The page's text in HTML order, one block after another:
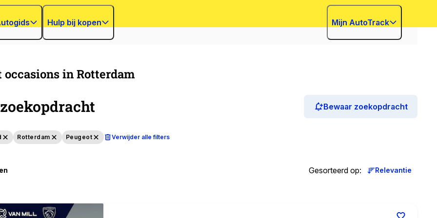
Hulp bij kopen Mijn AutoTrack
occasions in Rotterdam
Bewaar zoekopdracht
Rotterdam Peugeot Verwijder alle filters
Gesorteerd op: Relevantie